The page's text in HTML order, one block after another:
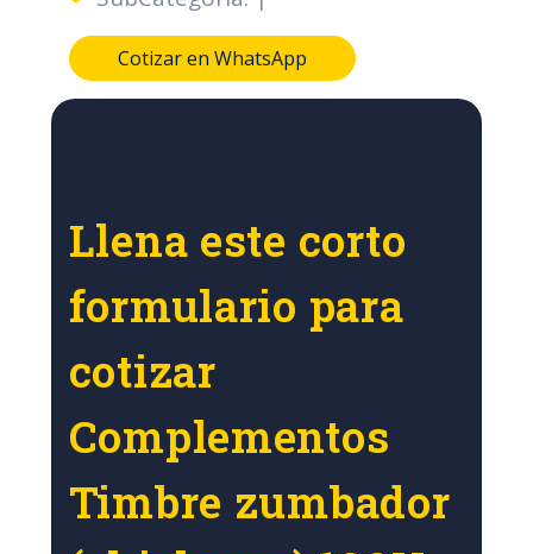
Cotizar en WhatsApp
Llena este corto
formulario para
cotizar
Complementos
Timbre zumbador